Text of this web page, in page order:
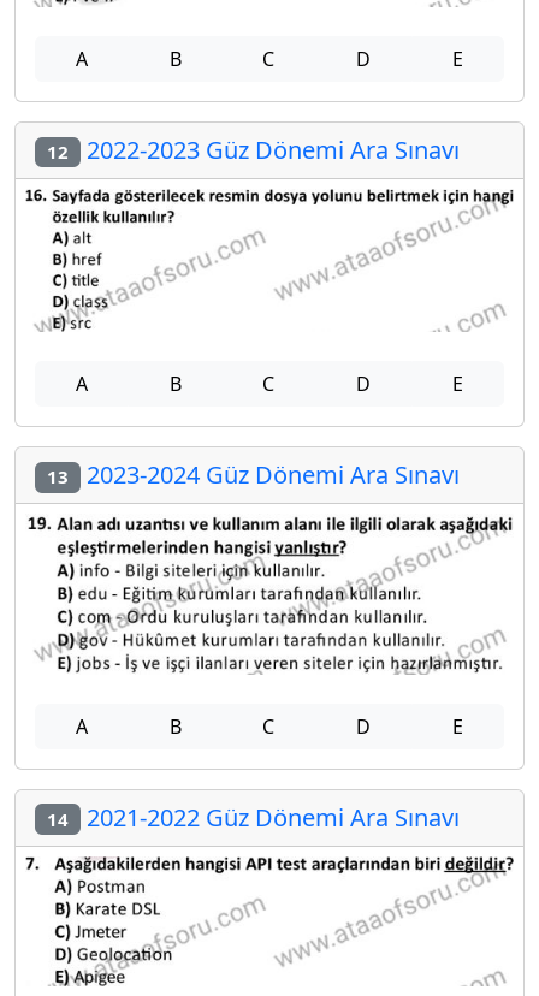
A B C D E
12 2022-2023 Güz Dönemi Ara Sınavı
A B C D E
13 2023-2024 Güz Dönemi Ara Sınavı
A B C D E
14 2021-2022 Güz Dönemi Ara Sınavı